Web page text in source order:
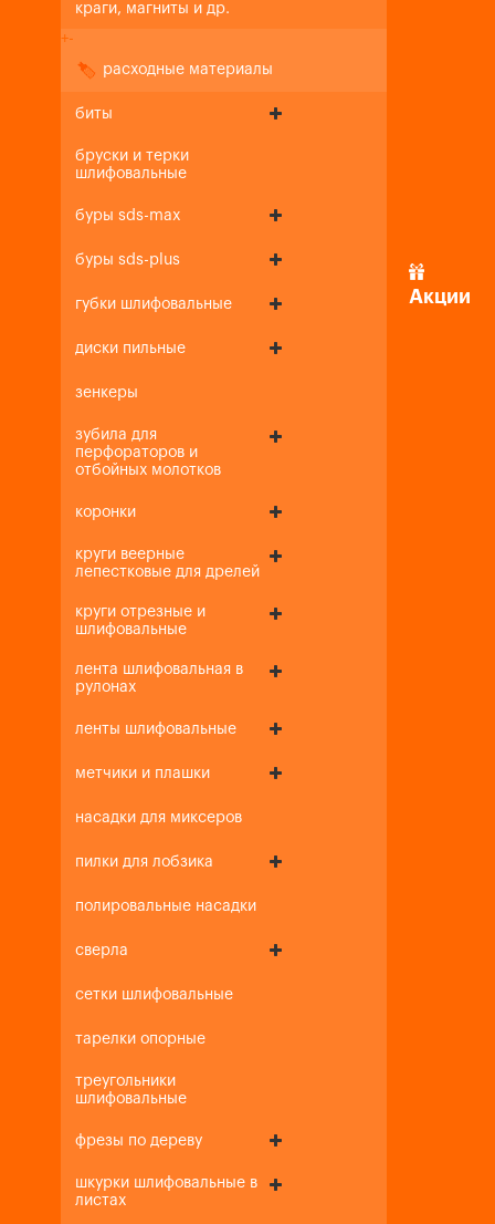
краги, магниты и др.
+-
расходные материалы
биты
бруски и терки
шлифовальные
буры sds-max
буры sds-plus
губки шлифовальные
диски пильные
зенкеры
зубила для
перфораторов и
отбойных молотков
коронки
круги веерные
лепестковые для дрелей
круги отрезные и
шлифовальные
лента шлифовальная в
рулонах
ленты шлифовальные
метчики и плашки
насадки для миксеров
пилки для лобзика
полировальные насадки
сверла
сетки шлифовальные
тарелки опорные
треугольники
шлифовальные
фрезы по дереву
шкурки шлифовальные в
листах
Акции